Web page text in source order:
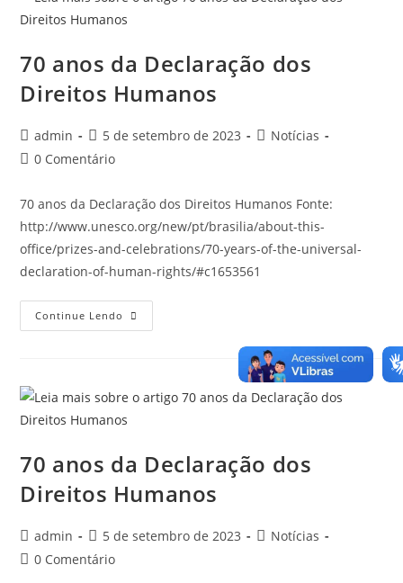
70 anos da Declaração dos
Direitos Humanos
admin 5 de setembro de 2023
Notícias
0 Comentário
70 anos da Declaração dos Direitos Humanos Fonte:
http://www.unesco.org/new/pt/brasilia/about-this-
office/prizes-and-celebrations/70-years-of-the-universal-
declaration-of-human-rights/#c1653561
Continue Lendo
70 anos da Declaração dos
Direitos Humanos
admin 5 de setembro de 2023
Notícias
0 Comentário